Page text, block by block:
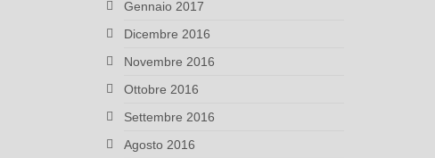
Gennaio 2017
Dicembre 2016
Novembre 2016
Ottobre 2016
Settembre 2016
Agosto 2016